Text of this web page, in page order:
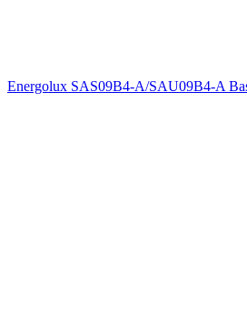
Energolux SAS09B4-A/SAU09B4-A